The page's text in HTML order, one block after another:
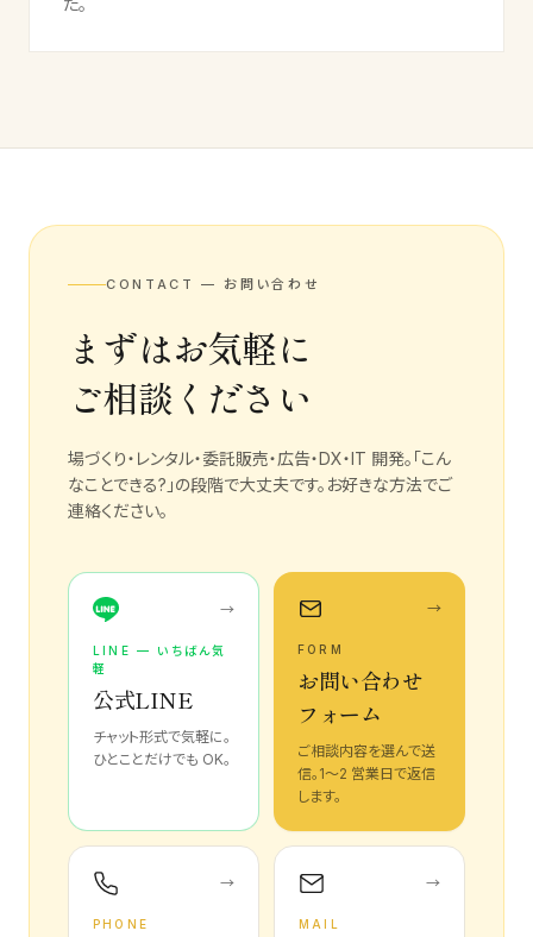
CONTACT — お問い合わせ
まずはお気軽に
ご相談ください
場づくり・レンタル・委託販売・広告・DX・IT 開発。「こん
なことできる?」の段階で大丈夫です。お好きな方法でご
連絡ください。
→
LINE — いちばん気
軽
公式LINE
チャット形式で気軽に。
ひとことだけでも OK。
→
FORM
お問い合わせ
フォーム
ご相談内容を選んで送
信。1〜2 営業日で返信
します。
→
PHONE
→
MAIL